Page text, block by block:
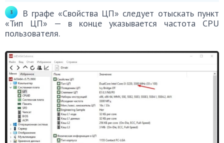
В графе «Свойства ЦП» следует отыскать пункт
«Тип ЦП» — в конце указывается частота CPU
пользователя.